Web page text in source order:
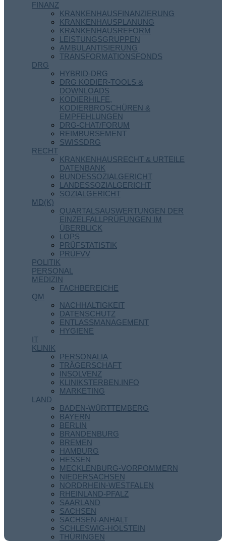
FINANZ
KRANKENHAUSFINANZIERUNG
KRANKENHAUSPLANUNG
KRANKENHAUSREFORM
LEISTUNGSGRUPPEN
AMBULANTISIERUNG
TRANSFORMATIONSFONDS
DRG
HYBRID-DRG
DRG KODIER-TOOLS &
DOWNLOADS
KODIERHILFE,
KODIERBROSCHÜREN &
EMPFEHLUNGEN
DRG-CHAT/FORUM
REIMBURSEMENT
SWISSDRG
RECHT
KRANKENHAUSRECHT & URTEILE
DATENBANK
BUNDESSOZIALGERICHT
LANDESSOZIALGERICHT
SOZIALGERICHT
MD(K)
QUARTALSAUSWERTUNGEN DER
EINZELFALLPRÜFUNGEN IM
ÜBERBLICK
LOPS
PRÜFSTATISTIK
PRÜFVV
POLITIK
PERSONAL
MEDIZIN
FACHBEREICHE
QM
NACHHALTIGKEIT
DATENSCHUTZ
ENTLASSMANAGEMENT
HYGIENE
IT
KLINIK
PERSONALIA
TRÄGERSCHAFT
INSOLVENZ
KLINIKSTERBEN.INFO
MARKETING
LAND
BADEN-WÜRTTEMBERG
BAYERN
BERLIN
BRANDENBURG
BREMEN
HAMBURG
HESSEN
MECKLENBURG-VORPOMMERN
NIEDERSACHSEN
NORDRHEIN-WESTFALEN
RHEINLAND-PFALZ
SAARLAND
SACHSEN
SACHSEN-ANHALT
SCHLESWIG-HOLSTEIN
THÜRINGEN